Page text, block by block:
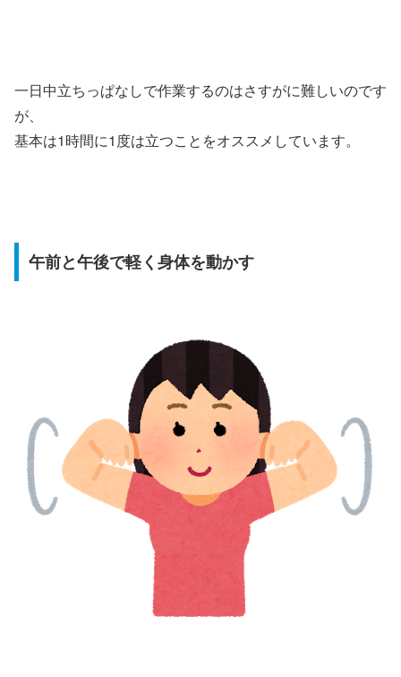
一日中立ちっぱなしで作業するのはさすがに難しいのです
が、
基本は1時間に1度は立つことをオススメしています。
午前と午後で軽く身体を動かす